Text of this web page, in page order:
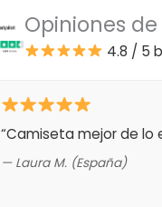
Opiniones
4.8 / 5
“Camiseta mejor de lo
— Laura M. (España)